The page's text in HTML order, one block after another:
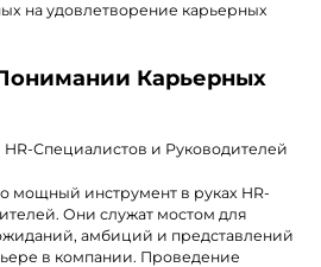
на удовлетворение карьерных
Карьерных
Специалистов и Руководителей
мощный инструмент в руках HR-
Они служат мостом для
амбиций и представлений
в компании. Проведение